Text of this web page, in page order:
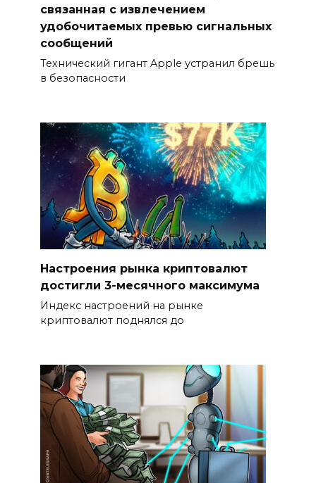
связанная с извлечением
удобочитаемых превью сигнальных
сообщений
Технический гигант Apple устранил брешь
в безопасности
Настроения рынка криптовалют
достигли 3-месячного максимума
Индекс настроений на рынке
криптовалют поднялся до